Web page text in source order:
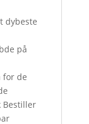
dybeste
på
for de
Bestiller